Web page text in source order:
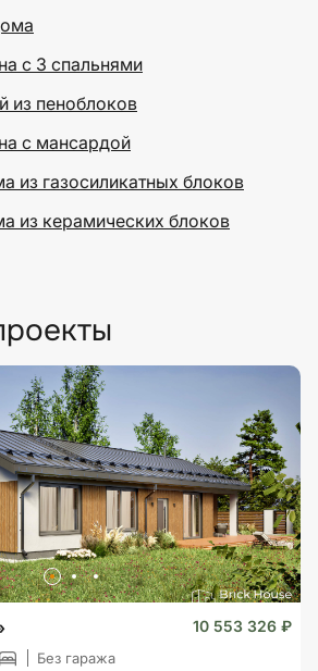
с 3 спальнями
из пеноблоков
с мансардой
из газосиликатных блоков
из керамических блоков
10 553 326 ₽
Без гаража